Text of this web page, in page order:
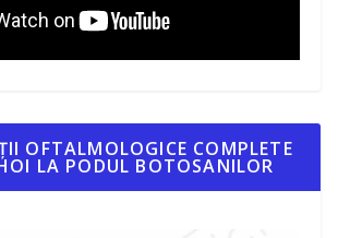
OFTALMOLOGICE COMPLETE
LA PODUL BOTOSANILOR